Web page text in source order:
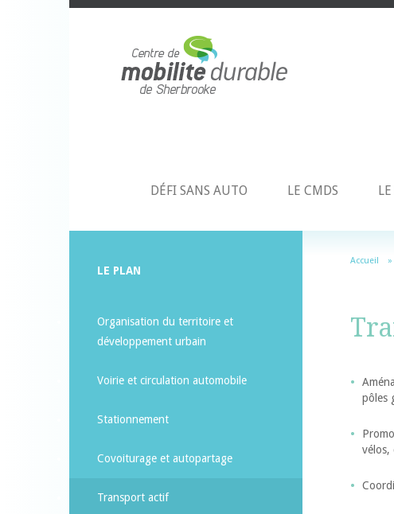
DÉFI SANS AUTO LE CMDS
LE PLAN
Organisation du territoire et
développement urbain
Voirie et circulation automobile
Stationnement
Covoiturage et autopartage
Transport actif
Accueil »
pôles
vélos,